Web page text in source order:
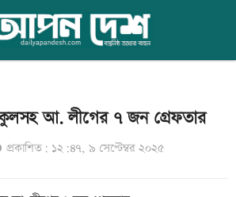
আ. লীগের ৭ জন গ্রেফতার
প্রকাশিত: ১২:৪৭, ৯ সেপ্টেম্বর ২০২৫